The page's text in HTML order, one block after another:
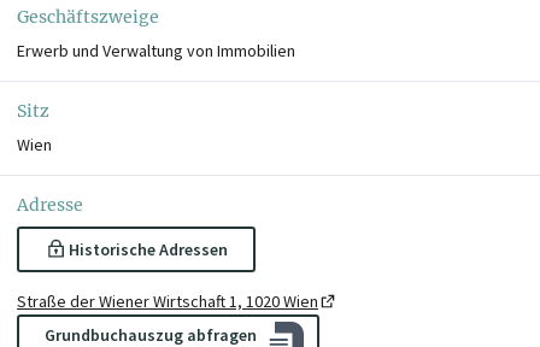
Geschäftszweige
Erwerb und Verwaltung von Immobilien
Sitz
Wien
Adresse
Historische Adressen
Straße der Wiener Wirtschaft 1, 1020 Wien
Grundbuchauszug abfragen